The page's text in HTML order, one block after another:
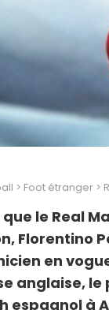
> Foot étranger >
que le Real
Florentino
en
anglaise,
espagnol à